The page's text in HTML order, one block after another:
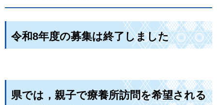
令和8年度の募集は終了しました
県では，親子で療養所訪問を希望される